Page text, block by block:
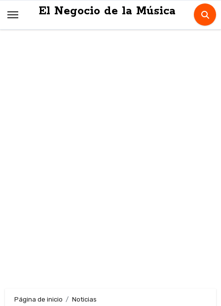
El Negocio de la Música
Página de inicio
Noticias